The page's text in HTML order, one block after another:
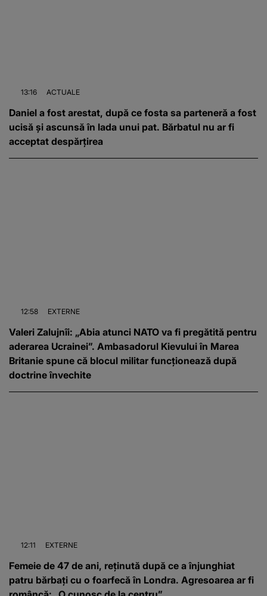
13:16 ACTUALE
Daniel a fost arestat, după ce fosta sa parteneră a fost
ucisă și ascunsă în lada unui pat. Bărbatul nu ar fi
acceptat despărțirea
12:58 EXTERNE
Valeri Zalujnîi: „Abia atunci NATO va fi pregătită pentru
aderarea Ucrainei”. Ambasadorul Kievului în Marea
Britanie spune că blocul militar funcționează după
doctrine învechite
12:11 EXTERNE
Femeie de 47 de ani, reținută după ce a înjunghiat
patru bărbați cu o foarfecă în Londra. Agresoarea ar fi